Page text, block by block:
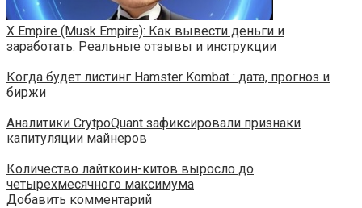
X Empire (Musk Empire): Как вывести деньги и
заработать. Реальные отзывы и инструкции
Когда будет листинг Hamster Kombat : дата, прогноз и
биржи
Аналитики CrytpoQuant зафиксировали признаки
капитуляции майнеров
Количество лайткоин-китов выросло до
четырехмесячного максимума
Добавить комментарий